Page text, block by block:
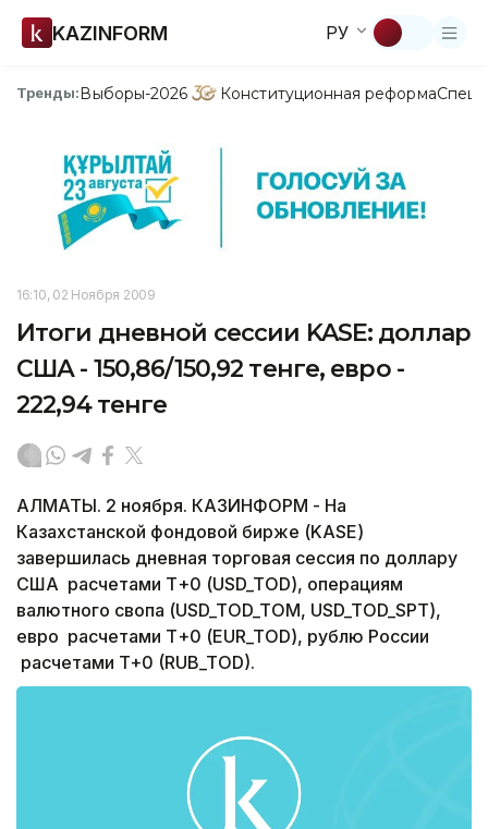
KAZINFORM РУ
Тренды:Выборы-2026 Конституционная реформа
16:10, 02 Ноября 2009
Итоги дневной сессии KASE: доллар
США - 150,86/150,92 тенге, евро -
222,94 тенге
АЛМАТЫ. 2 ноября. КАЗИНФОРМ - На
Казахстанской фондовой бирже (KASE)
завершилась дневная торговая сессия по доллару
США расчетами Т+0 (USD_TOD), операциям
валютного свопа (USD_TOD_TOM, USD_TOD_SPT),
евро расчетами Т+0 (EUR_TOD), рублю России
расчетами T+0 (RUB_TOD).